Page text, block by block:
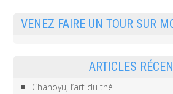
VENEZ FAIRE UN TOUR SUR
ARTICLES
Chanoyu, l’art du thé